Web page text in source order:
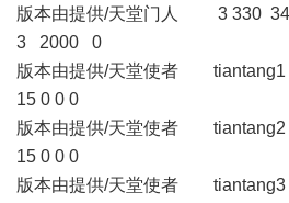
版本由提供/天堂门人 3 330
3 2000 0
版本由提供/天堂使者
15 0 0 0
版本由提供/天堂使者
15 0 0 0
版本由提供/天堂使者